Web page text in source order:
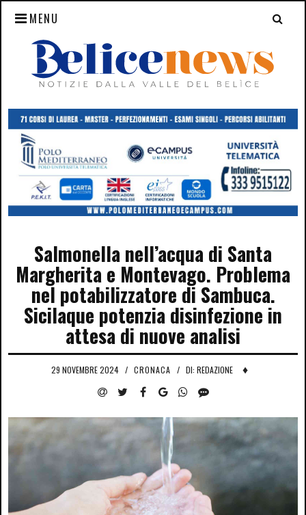
MENU
Salmonella nell’acqua di Santa
Margherita e Montevago. Problema
nel potabilizzatore di Sambuca.
Sicilaque potenzia disinfezione in
attesa di nuove analisi
29 NOVEMBRE 2024 / CRONACA / DI: REDAZIONE ♦